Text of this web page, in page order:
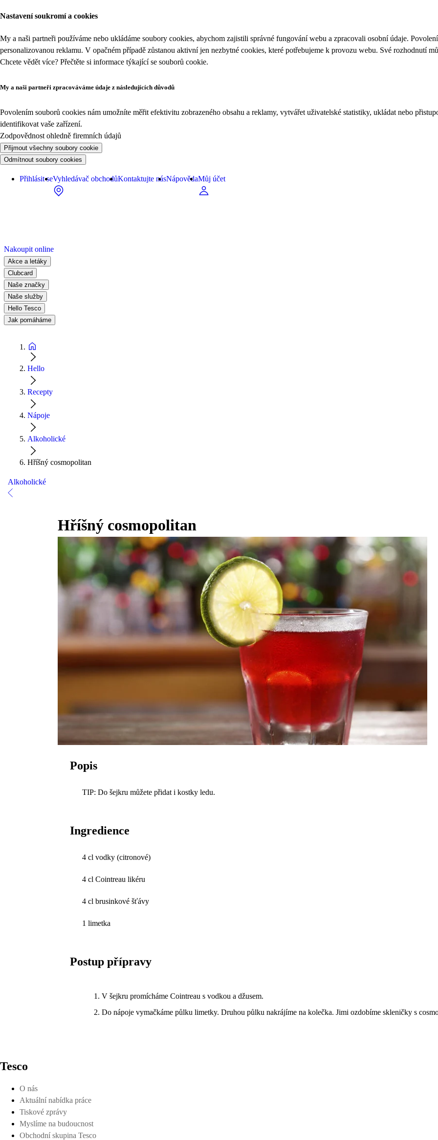
Nastavení soukromí a cookies
My a naši partneři používáme nebo ukládáme soubory cookies, abychom zajistili správné fungování webu a zpracovali osobní údaje.
personalizovanou reklamu. V opačném případě zůstanou aktivní jen nezbytné cookies, které potřebujeme k provozu webu. Své rozhodnutí
Chcete vědět více? Přečtěte si informace týkající se souborů cookie.
My a naši partneři zpracováváme údaje z následujících důvodů
Povolením souborů cookies nám umožníte měřit efektivitu zobrazeného obsahu a reklamy, vytvářet uživatelské statistiky, ukládat nebo
identifikovat vaše zařízení.
Zodpovědnost ohledně firemních údajů
Přijmout všechny soubory cookie
Odmítnout soubory cookies
Přihlásit seVyhledávač obchodůKontaktujte násNápovědaMůj účet
Nakoupit online
Akce a letáky
Clubcard
Naše značky
Naše služby
Hello Tesco
Jak pomáháme
Hello
Recepty
Nápoje
Alkoholické
Hříšný cosmopolitan
Alkoholické
Hříšný cosmopolitan
Popis
TIP: Do šejkru můžete přidat i kostky ledu.
Ingredience
4 cl vodky (citronové)
4 cl Cointreau likéru
4 cl brusinkové šťávy
1 limetka
Postup přípravy
V šejkru promícháme Cointreau s vodkou a džusem.
Do nápoje vymačkáme půlku limetky. Druhou půlku nakrájíme na kolečka. Jimi ozdobíme skleničky s
Tesco
O nás
Aktuální nabídka práce
Tiskové zprávy
Myslíme na budoucnost
Obchodní skupina Tesco